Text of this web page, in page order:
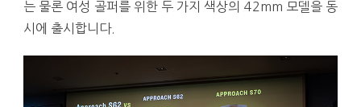
는 물론 여성 골퍼를 위한 두 가지 색상의 42mm 모델을 동
시에 출시합니다.